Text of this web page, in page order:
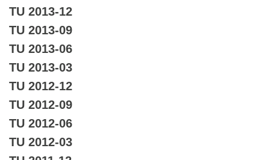
TU 2013-12
TU 2013-09
TU 2013-06
TU 2013-03
TU 2012-12
TU 2012-09
TU 2012-06
TU 2012-03